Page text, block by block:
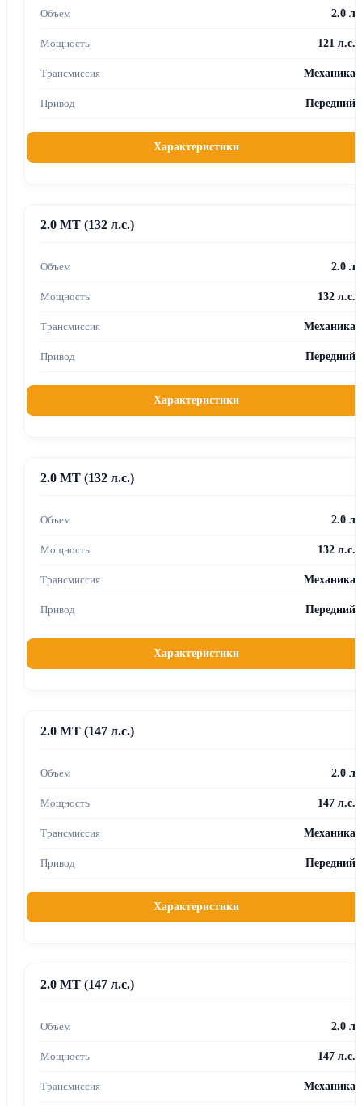
2.0 л
121 л.с.
Механика
Передний
Характеристики
2.0 MT (132 л.с.)
2.0 л
132 л.с.
Механика
Передний
Характеристики
2.0 MT (132 л.с.)
2.0 л
132 л.с.
Механика
Передний
Характеристики
2.0 MT (147 л.с.)
2.0 л
147 л.с.
Механика
Передний
Характеристики
2.0 MT (147 л.с.)
2.0 л
147 л.с.
Механика